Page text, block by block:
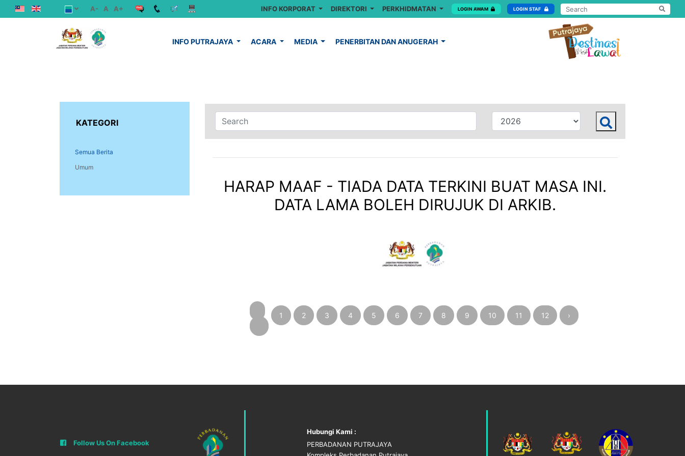
A- A A+ INFO KORPORAT DIREKTORI PERKHIDMATAN LOGIN AWAM LOGIN STAF
INFO PUTRAJAYA ACARA MEDIA PENERBITAN DAN ANUGERAH
KATEGORI
Semua Berita
Umum
HARAP MAAF - TIADA DATA TERKINI BUAT MASA INI.
DATA LAMA BOLEH DIRUJUK DI ARKIB.
1 2 3 4 5 6 7 8 9 10 11 12 ›
Follow Us On Facebook
Hubungi Kami :
PERBADANAN PUTRAJAYA